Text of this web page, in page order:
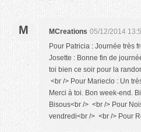
M MCreations 05/12/2014
Pour Patricia : Journée très
Josette : Bonne fin de
toi bien ce soir pour la
<br /> Pour Marieclo : Un
Merci à toi. Bon week-end.
Bisous<br /> <br /> Pour
vendredi<br /> <br /> Pour